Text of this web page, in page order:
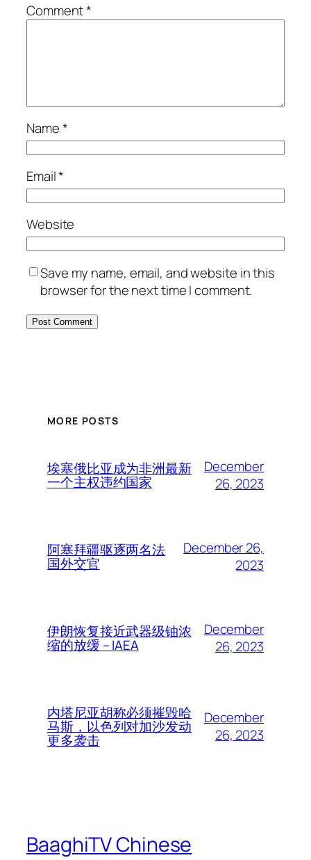
Comment*
Name*
Email*
Website
Save my name, email, and website in this
browser for the next time I comment.
MORE POSTS
埃塞俄比亚成为非洲最新
一个主权违约国家
December
26, 2023
阿塞拜疆驱逐两名法
国外交官
December 26,
2023
伊朗恢复接近武器级铀浓
缩的放缓 – IAEA
December
26, 2023
内塔尼亚胡称必须摧毁哈
马斯，以色列对加沙发动
更多袭击
December
26, 2023
BaaghiTV Chinese